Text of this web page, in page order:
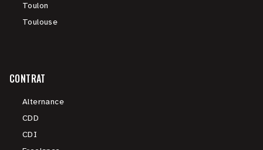
Toulon
Toulouse
CONTRAT
Alternance
CDD
CDI